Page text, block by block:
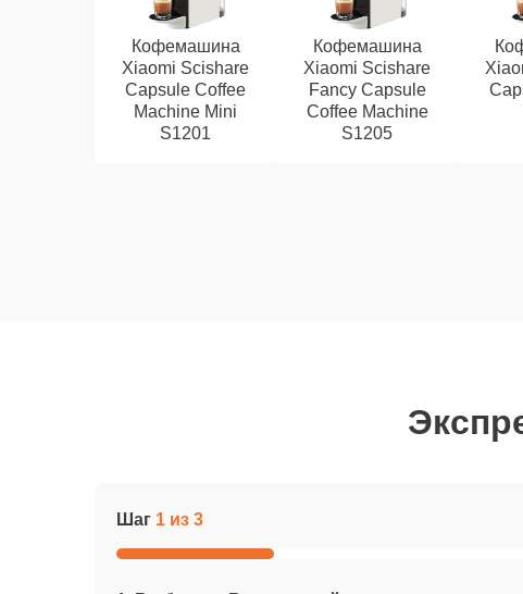
Кофемашина
Xiaomi Scishare
Capsule Coffee
Machine Mini
S1201
Кофемашина
Xiaomi Scishare
Fancy Capsule
Coffee Machine
S1205
Шаг 1 из 3